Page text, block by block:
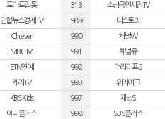
토마토집통
연합뉴스경제TV
Ch.ever
MBC M
ETN연예
캐리TV
KBS Kids
애니플러스
313
소상공인시장TV
989
디스토리
990
채널W
991
채널유
992
더라이프2
993
위라이크
997
채널S
998
SBS플러스